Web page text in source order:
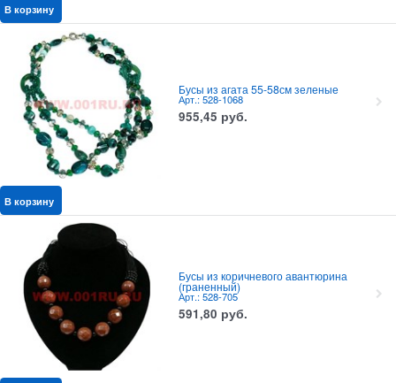
В корзину
Бусы из агата 55-58см зеленые
Арт.: 528-1068
955,45 руб.
В корзину
Бусы из коричневого авантюрина
(граненный)
Арт.: 528-705
591,80 руб.